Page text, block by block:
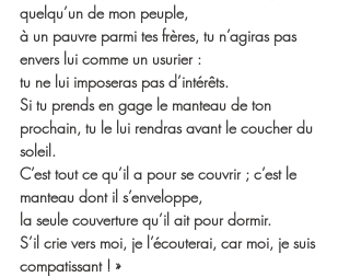
quelqu’un de mon peuple,
à un pauvre parmi tes frères, tu n’agiras pas
envers lui comme un usurier :
tu ne lui imposeras pas d’intérêts.
Si tu prends en gage le manteau de ton
prochain, tu le lui rendras avant le coucher du
soleil.
C’est tout ce qu’il a pour se couvrir ; c’est le
manteau dont il s’enveloppe,
la seule couverture qu’il ait pour dormir.
S’il crie vers moi, je l’écouterai, car moi, je suis
compatissant ! »